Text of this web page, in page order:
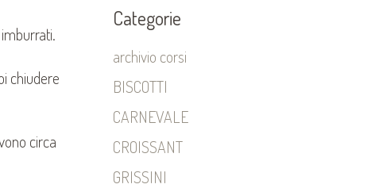
chiudere
circa
Categorie
archivio corsi
BISCOTTI
CARNEVALE
CROISSANT
GRISSINI